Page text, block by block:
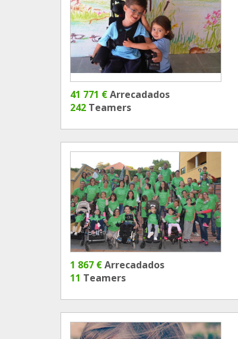
41 771 €Arrecadados
242 Teamers
1 867 €Arrecadados
11 Teamers